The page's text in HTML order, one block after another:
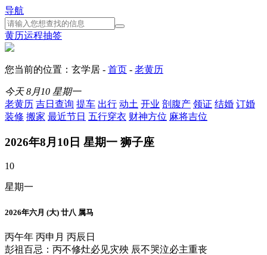
导航
黄历运程抽签
您当前的位置：玄学居 - 首页 - 老黄历
今天8月10 星期一
老黄历 吉日查询 提车 出行 动土 开业 剖腹产 领证 结婚 订婚
装修 搬家 最近节日 五行穿衣 财神方位 麻将吉位
2026年8月10日 星期一 狮子座
10
星期一
2026年六月 (大) 廿八 属马
丙午年 丙申月 丙辰日
彭祖百忌：丙不修灶必见灾殃 辰不哭泣必主重丧